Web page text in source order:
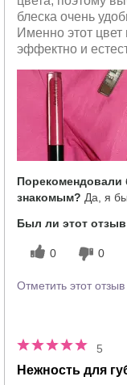
блеска очень
Именно этот цвет
эффектно и
знакомым? Да, я
Был ли этот
0 0
Отметить этот отзыв
5
Нежность для